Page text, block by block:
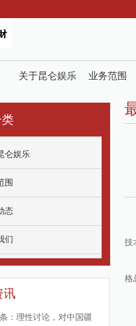
关于昆仑娱乐 业务范围
仑娱乐
围
态
们
讯
：理性讨论，对中国疆
技
格